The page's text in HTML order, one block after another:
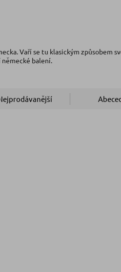
Vaří se tu klasickým způsobem
balení.